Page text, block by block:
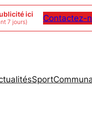
ici
7 jours) Contactez-
Sport